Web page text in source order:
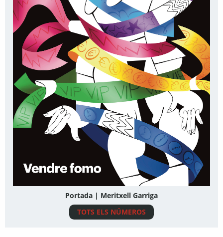
Portada | Meritxell Garriga
TOTS ELS NÚMEROS